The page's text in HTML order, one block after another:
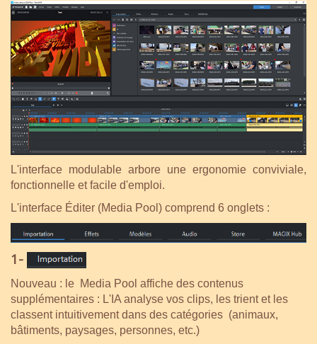
L'interface modulable arbore une ergonomie conviviale,
fonctionnelle et facile d'emploi.
L'interface Éditer (Media Pool) comprend 6 onglets :
1-
Nouveau : le Media Pool affiche des contenus
supplémentaires : L'IA analyse vos clips, les trient et les
classent intuitivement dans des catégories (animaux,
bâtiments, paysages, personnes, etc.)